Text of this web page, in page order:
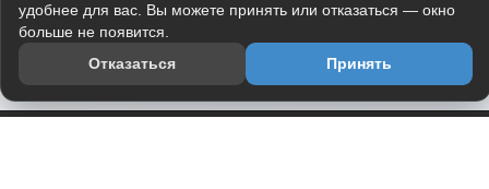
удобнее для вас. Вы можете принять или отказаться — окно
больше не появится.
Отказаться
Принять